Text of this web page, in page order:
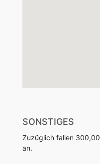
SONSTIGES
Zuzüglich fallen
an.